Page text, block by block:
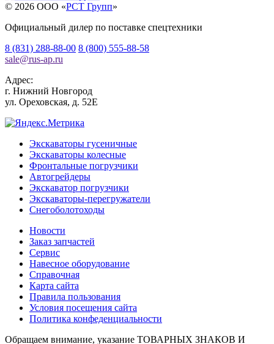
© 2026 OOO «РСТ Групп»
Официальный дилер по поставке спецтехники
8 (831) 288-88-00 8 (800) 555-88-58
sale@rus-ap.ru
Адрес:
г. Нижний Новгород
ул. Ореховская, д. 52Е
Экскаваторы гусеничные
Экскаваторы колесные
Фронтальные погрузчики
Автогрейдеры
Экскаватор погрузчики
Экскаваторы-перегружатели
Снегоболотоходы
Новости
Заказ запчастей
Сервис
Навесное оборудование
Справочная
Карта сайта
Правила пользования
Условия посещения сайта
Политика конфеденциальности
Обращаем внимание, указание ТОВАРНЫХ ЗНАКОВ И